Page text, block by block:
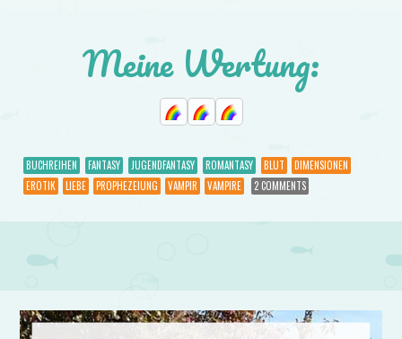
Meine Wertung:
BUCHREIHEN FANTASY JUGENDFANTASY ROMANTASY BLUT
DIMENSIONEN
EROTIK
LIEBE PROPHEZEIUNG VAMPIR VAMPIRE 2 COMMENTS
Post navigation